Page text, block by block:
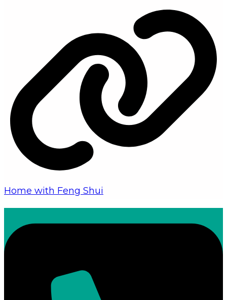
Home with Feng Shui